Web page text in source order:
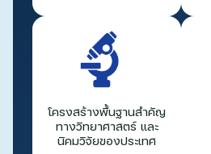
โครงสร้างพื้นฐานสำคัญ
ทางวิทยาศาสตร์ และ
นิคมวิจัยของประเทศ